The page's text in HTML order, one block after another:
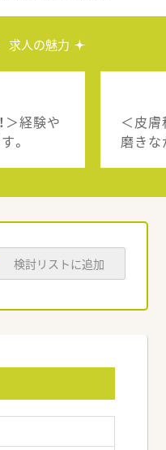
求人の魅力
＞経験や
。
＜皮膚
磨きな
検討リストに追加